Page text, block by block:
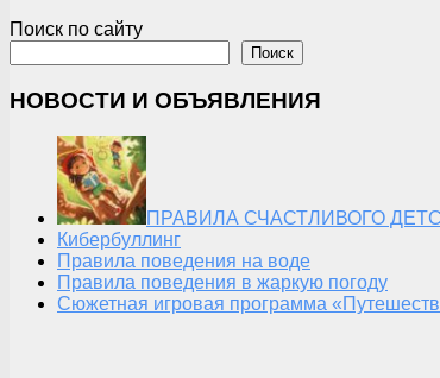
Поиск по сайту
Поиск
НОВОСТИ И ОБЪЯВЛЕНИЯ
ПРАВИЛА СЧАСТЛИВОГО
Кибербуллинг
Правила поведения на воде
Правила поведения в жаркую погоду
Сюжетная игровая программа